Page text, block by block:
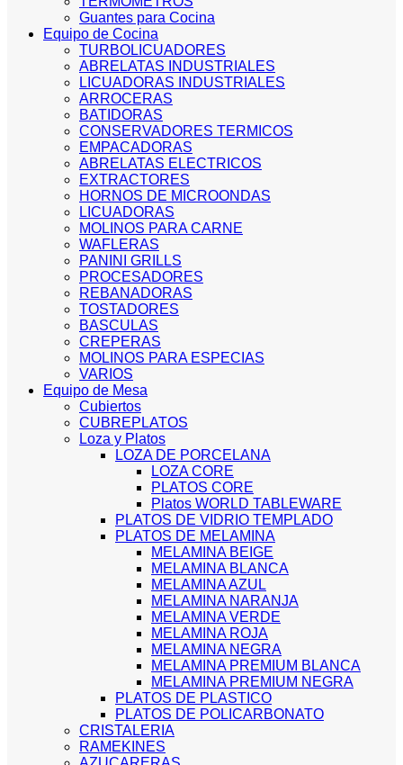
Guantes para Cocina
Equipo de Cocina
TURBOLICUADORES
ABRELATAS INDUSTRIALES
LICUADORAS INDUSTRIALES
ARROCERAS
BATIDORAS
CONSERVADORES TERMICOS
EMPACADORAS
ABRELATAS ELECTRICOS
EXTRACTORES
HORNOS DE MICROONDAS
LICUADORAS
MOLINOS PARA CARNE
WAFLERAS
PANINI GRILLS
PROCESADORES
REBANADORAS
TOSTADORES
BASCULAS
CREPERAS
MOLINOS PARA ESPECIAS
VARIOS
Equipo de Mesa
Cubiertos
CUBREPLATOS
Loza y Platos
LOZA DE PORCELANA
LOZA CORE
PLATOS CORE
Platos WORLD TABLEWARE
PLATOS DE VIDRIO TEMPLADO
PLATOS DE MELAMINA
MELAMINA BEIGE
MELAMINA BLANCA
MELAMINA AZUL
MELAMINA NARANJA
MELAMINA VERDE
MELAMINA ROJA
MELAMINA NEGRA
MELAMINA PREMIUM BLANCA
MELAMINA PREMIUM NEGRA
PLATOS DE PLASTICO
PLATOS DE POLICARBONATO
CRISTALERIA
RAMEKINES